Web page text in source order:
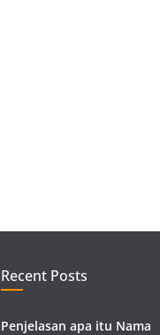
Recent Posts
Penjelasan apa itu Nama